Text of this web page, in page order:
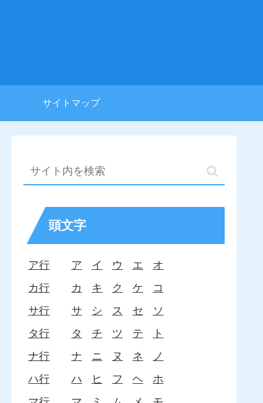
サイトマップ
頭文字
ア行 ア イ ウ エ
オ
カ行
カ キ ク ケ
コ
サ行
サ シ ス セ
ソ
タ行
タ チ ツ テ
ト
ナ行
ナ ニ ヌ ネ
ノ
ハ行
ハ ヒ フ ヘ
ホ